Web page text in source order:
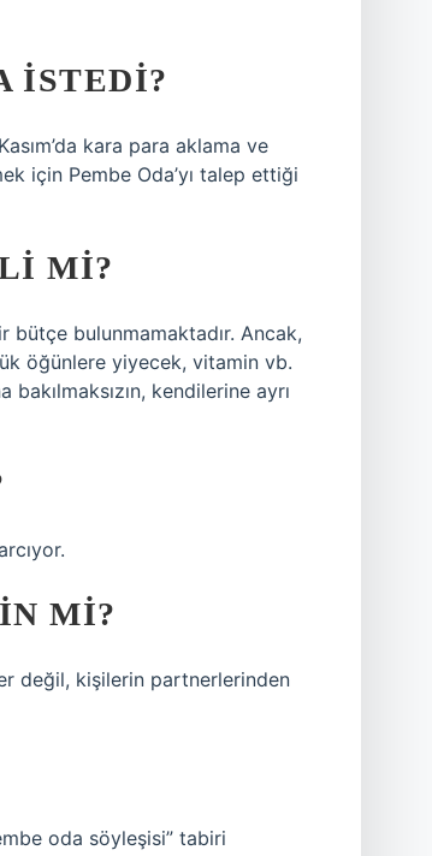
ISTEDI?
kara para aklama ve
için Pembe Oda’yı talep ettiği
MI?
bütçe bulunmamaktadır. Ancak,
öğünlere yiyecek, vitamin vb.
kendilerine ayrı
MI?
değil, kişilerin partnerlerinden
oda söyleşisi” tabiri